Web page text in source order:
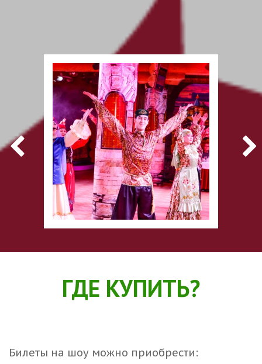
ГДЕ КУПИТЬ?
Билеты на шоу можно приобрести: